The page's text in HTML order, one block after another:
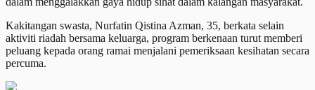
Kakitangan swasta, Nurfatin Qistina Azman, 35, berkata selain
aktiviti riadah bersama keluarga, program berkenaan turut memberi
peluang kepada orang ramai menjalani pemeriksaan kesihatan secara
percuma.